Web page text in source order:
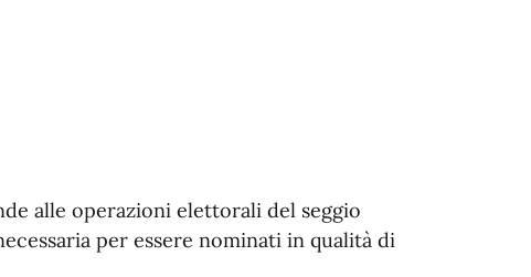
alle operazioni elettorali del seggio
per essere nominati in qualità di